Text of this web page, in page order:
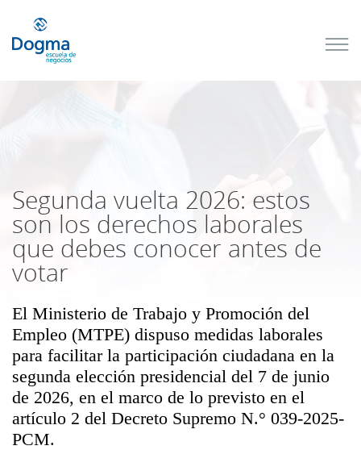
Segunda vuelta 2026: estos
son los derechos laborales
que debes conocer antes de
votar
El Ministerio de Trabajo y Promoción del
Empleo (MTPE) dispuso medidas laborales
para facilitar la participación ciudadana en la
segunda elección presidencial del 7 de junio
de 2026, en el marco de lo previsto en el
artículo 2 del Decreto Supremo N.° 039-2025-
PCM.
próximos